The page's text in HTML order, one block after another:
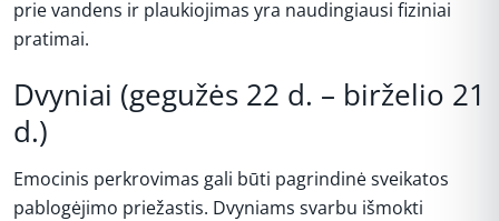
prie vandens ir plaukiojimas yra naudingiausi fiziniai
pratimai.
Dvyniai (gegužės 22 d. – birželio 21
d.)
Emocinis perkrovimas gali būti pagrindinė sveikatos
pablogėjimo priežastis. Dvyniams svarbu išmokti